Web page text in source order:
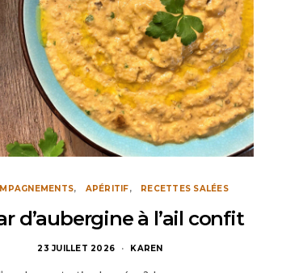
APÉRITIF RECETTES SALÉES
d’aubergine à l’ail confit
23 JUILLET 2026 KAREN